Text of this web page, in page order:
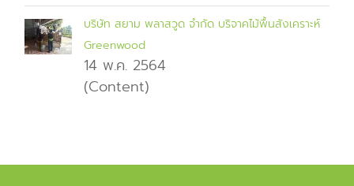
บริษัท สยาม พลาสวูด จำกัด บริจาคไม้พื้นสังเคราะห์
Greenwood
14 พ.ค. 2564
(Content)